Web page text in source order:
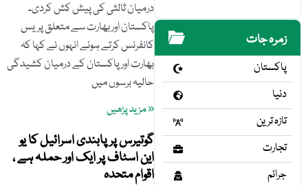
زمرہ جات
پاکستان
دنیا
تازہ ترین
تجارت
جرائم
درمیان ثالثی کی پیش کش کردی۔
پاکستان اور بھارت سے متعلق پریس
کانفرنس کرتے ہوئے انہوں نے کہا کہ
بھارت اور پاکستان کے درمیان کشیدگی
حالیہ برسوں میں
« مزید پڑھیں
گوتیرس پر پابندی اسرائیل کا یو
این اسٹاف پر ایک اور حملہ ہے ،
اقوام متحدہ